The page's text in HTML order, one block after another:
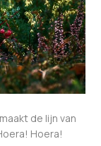
de lijn van
Hoera!